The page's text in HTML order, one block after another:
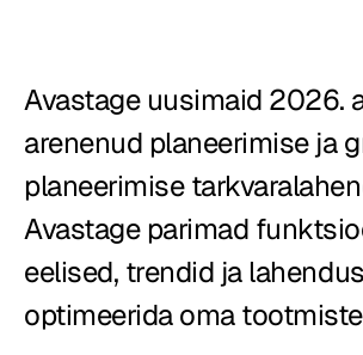
Pagariärid
Toitlustus
Hinnad
Avastage uusimaid 2026.
arenenud planeerimise ja
planeerimise
Avastage parimad
eelised, trendid ja
optimeerida oma